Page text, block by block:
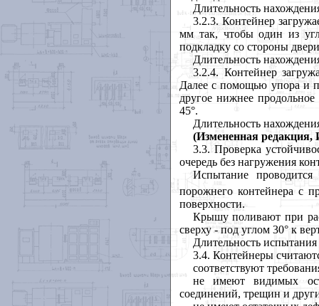
Длительность
3.2.3. Контейнер
мм так, чтобы один из
подкладку со стороны
Длительность
3.2.4. Контейнер
Далее с помощью упора и
другое нижнее продольное
45°.
Длительность
(Измененная
3.3. Проверка
очередь без нагружения
Испытание
порожнего контейнера с
поверхности.
Крышу поливают при
сверху - под углом 30° к
Длительность
3.4. Контейнеры
соответствуют
не имеют видимых
соединений, трещин и